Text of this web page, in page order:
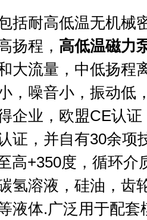
耐高低温无机械
扬程， 高低温磁力
大流量，中低扬程
，噪音小，振动低
企业，欧盟CE认
证，并自有30余项
高+350度，循环
氢溶液，硅油，齿
液体.广泛用于配